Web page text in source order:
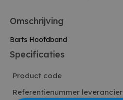
Omschrijving
Barts Hoofdband
Specificaties
Product code
Referentienummer leverancier